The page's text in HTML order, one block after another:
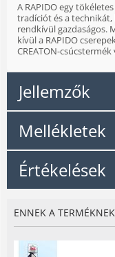
A RAPIDO egy
tradíciót és a
rendkívül gazdaságos.
kívül a RAPIDO
CREATON-
Jellemzők
Mellékletek
Értékelések
ENNEK A